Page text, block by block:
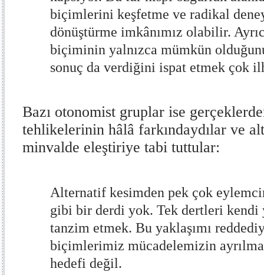
biçimlerini keşfetme ve radikal
dönüştürme imkânımız olabilir.
biçiminin yalnızca mümkün
sonuç da verdiğini ispat etmek çok
Bazı otonomist gruplar ise
tehlikelerinin hâlâ farkındaydılar ve
minvalde eleştiriye tabi tuttular:
Alternatif kesimden pek çok
gibi bir derdi yok. Tek dertleri kendi
tanzim etmek. Bu yaklaşımı
biçimlerimiz mücadelemizin
hedefi değil.